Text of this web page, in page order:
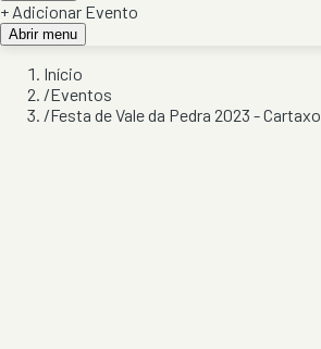
+ Adicionar Evento
Abrir menu
Início
/Eventos
/Festa de Vale da Pedra 2023 - Cartaxo